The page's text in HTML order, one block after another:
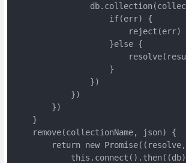
                    if(err) {
                        reject(err)
                    }else {
                    }
                })
            })
        })
    }
    remove(collectionName, json) {
return new